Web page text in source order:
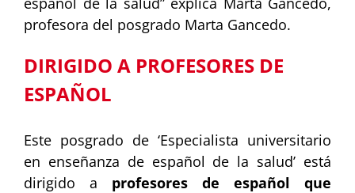
profesora del posgrado Marta Gancedo.
DIRIGIDO A PROFESORES DE
ESPAÑOL
Este posgrado de ‘Especialista universitario
en enseñanza de español de la salud’ está
dirigido a profesores de español que